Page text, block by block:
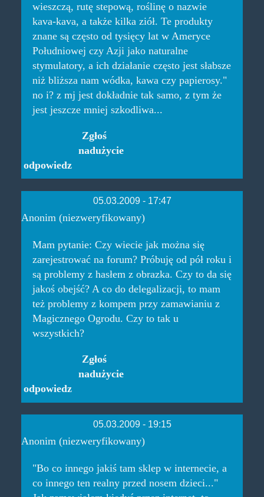
wieszczą, rutę stepową, roślinę o nazwie
kava-kava, a także kilka ziół. Te produkty
znane są często od tysięcy lat w Ameryce
Południowej czy Azji jako naturalne
stymulatory, a ich działanie często jest słabsze
niż bliższa nam wódka, kawa czy papierosy."
no i? z mj jest dokładnie tak samo, z tym że
jest jeszcze mniej szkodliwa...
odpowiedz
Zgłoś
nadużycie
05.03.2009 - 17:47
Anonim (niezweryfikowany)
Mam pytanie: Czy wiecie jak można się
zarejestrować na forum? Próbuję od pół roku i
są problemy z hasłem z obrazka. Czy to da się
jakoś obejść? A co do delegalizacji, to mam
też problemy z kompem przy zamawianiu z
Magicznego Ogrodu. Czy to tak u
wszystkich?
odpowiedz
Zgłoś
nadużycie
05.03.2009 - 19:15
Anonim (niezweryfikowany)
"Bo co innego jakiś tam sklep w internecie, a
co innego ten realny przed nosem dzieci..."